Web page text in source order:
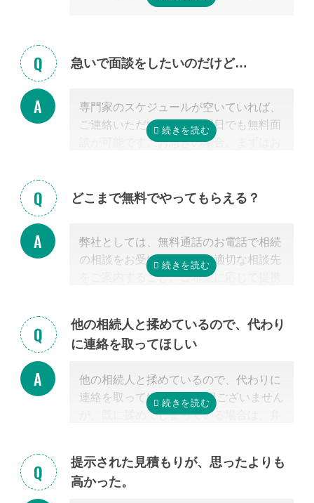
急いで面談をしたいのだけど…
専門家のスケジュールが空いていれば、
ご連絡いただいた当日や翌日でも無料面
談が可能です。お急ぎの場合、まずはお
どこまで無料でやってもらえる？
弊社としては、無料通話のお電話で相続
の相談をお受けすること、適切な相談先
をご案内すること、ご希望に応じて提携
ています。
またご紹介した専門家については、面談
続手続きを明らかにすること、それに対
するお見積りを提示するところまでは無
料で行っています。
クしてほしい」といったご相談は、専門
家の能力を使った実務に当たるため、無
料面談の対象外です。詳しくは専門スタ
他の相続人と揉めているので、代わり
に連絡を取ってほしい
他の相続人と揉めているので、代わりに
連絡を取ってほしい 申し訳ございません
が、既に揉めてしまっている場合は、弁
に相談可能な弁護士が掲載されています
ので、お客様から弁護士事務所に直接ご
提示された見積もりが、思ったよりも
高かった。